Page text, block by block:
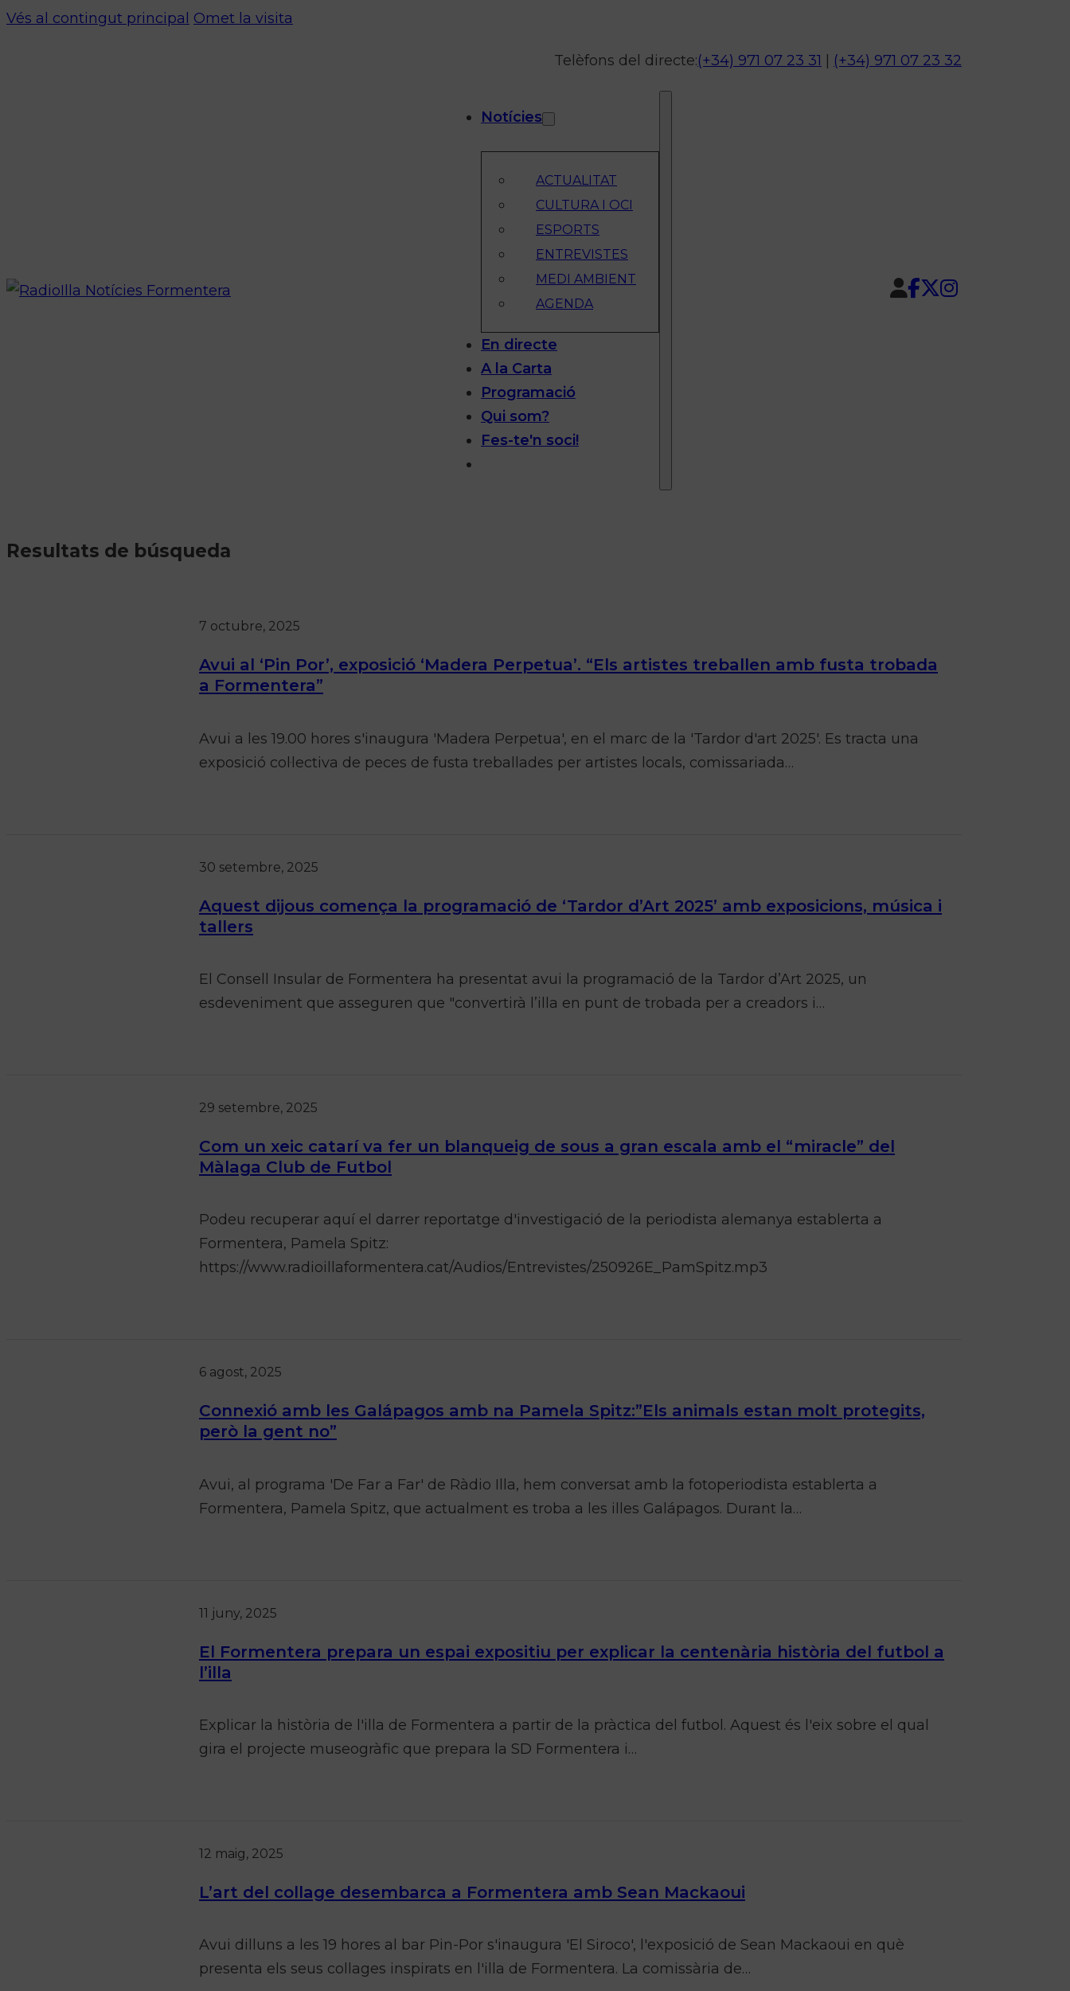
Vés al contingut principal Omet la visita
Telèfons del directe:(+34) 971 07 23 31 (+34) 971 07 23 32
Notícies
ACTUALITAT
CULTURA I OCI
ESPORTS
ENTREVISTES
MEDI AMBIENT
AGENDA
En directe
A la Carta
Programació
Qui som?
Fes-te'n soci!
Resultats de búsqueda
7 octubre, 2025
Avui al ‘Pin Por’, exposició ‘Madera Perpetua’. “Els artistes treballen amb fusta trobada
a Formentera”
Avui a les 19.00 hores s'inaugura 'Madera Perpetua', en el marc de la 'Tardor d'art 2025'. Es tracta una
exposició col·lectiva de peces de fusta treballades per artistes locals, comissariada…
30 setembre, 2025
Aquest dijous comença la programació de ‘Tardor d’Art 2025’ amb exposicions, música i
tallers
El Consell Insular de Formentera ha presentat avui la programació de la Tardor d’Art 2025, un
esdeveniment que asseguren que "convertirà l’illa en punt de trobada per a creadors i…
29 setembre, 2025
Com un xeic catarí va fer un blanqueig de sous a gran escala amb el “miracle” del
Màlaga Club de Futbol
Podeu recuperar aquí el darrer reportatge d'investigació de la periodista alemanya establerta a
Formentera, Pamela Spitz:
https://www.radioillaformentera.cat/Audios/Entrevistes/250926E_PamSpitz.mp3
6 agost, 2025
Connexió amb les Galápagos amb na Pamela Spitz:”Els animals estan molt protegits,
però la gent no”
Avui, al programa 'De Far a Far' de Ràdio Illa, hem conversat amb la fotoperiodista establerta a
Formentera, Pamela Spitz, que actualment es troba a les illes Galápagos. Durant la…
11 juny, 2025
El Formentera prepara un espai expositiu per explicar la centenària història del futbol a
l’illa
Explicar la història de l'illa de Formentera a partir de la pràctica del futbol. Aquest és l'eix sobre el qual
gira el projecte museogràfic que prepara la SD Formentera i…
12 maig, 2025
L’art del collage desembarca a Formentera amb Sean Mackaoui
Avui dilluns a les 19 hores al bar Pin-Por s'inaugura 'El Siroco', l'exposició de Sean Mackaoui en què
presenta els seus collages inspirats en l'illa de Formentera. La comissària de…